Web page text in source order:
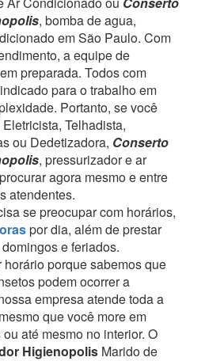
, bomba de agua,
em São Paulo. Com
a equipe de
preparada. Todos com
para o trabalho em
Portanto, se você
Telhadista,
ou Dedetizadora, Conserto
, pressurizador e ar
agora mesmo e entre
atendentes.
se preocupar com horários,
por dia, além de prestar
e feriados.
porque sabemos que
podem ocorrer a
empresa atende toda a
que você more em
até mesmo no interior. O
Higienopolis Marido de